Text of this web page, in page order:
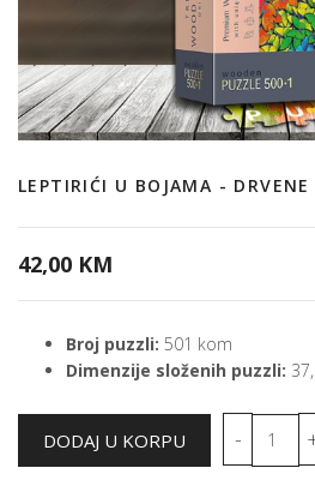
LEPTIRIĆI U BOJAMA - DRVENE
42,00 KM
Broj puzzli: 501 kom
Dimenzije složenih puzzli: